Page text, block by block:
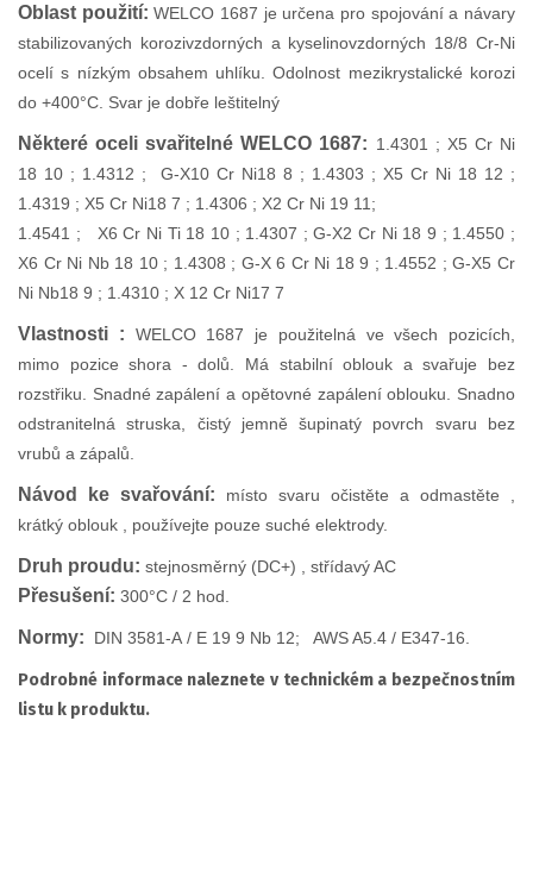
Oblast použití: WELCO 1687 je určena pro spojování a návary
stabilizovaných korozivzdorných a kyselinovzdorných 18/8 Cr-Ni
ocelí s nízkým obsahem uhlíku. Odolnost mezikrystalické korozi
do +400°C. Svar je dobře leštitelný
Některé oceli svařitelné WELCO 1687: 1.4301 ; X5 Cr Ni
18 10 ; 1.4312 ; G-X10 Cr Ni18 8 ; 1.4303 ; X5 Cr Ni 18 12 ;
1.4319 ; X5 Cr Ni18 7 ; 1.4306 ; X2 Cr Ni 19 11;
1.4541 ; X6 Cr Ni Ti 18 10 ; 1.4307 ; G-X2 Cr Ni 18 9 ; 1.4550 ;
X6 Cr Ni Nb 18 10 ; 1.4308 ; G-X 6 Cr Ni 18 9 ; 1.4552 ; G-X5 Cr
Ni Nb18 9 ; 1.4310 ; X 12 Cr Ni17 7
Vlastnosti : WELCO 1687 je použitelná ve všech pozicích,
mimo pozice shora - dolů. Má stabilní oblouk a svařuje bez
rozstřiku. Snadné zapálení a opětovné zapálení oblouku. Snadno
odstranitelná struska, čistý jemně šupinatý povrch svaru bez
vrubů a zápalů.
Návod ke svařování: místo svaru očistěte a odmastěte ,
krátký oblouk , používejte pouze suché elektrody.
Druh proudu: stejnosměrný (DC+) , střídavý AC
Přesušení: 300°C / 2 hod.
Normy: DIN 3581-A / E 19 9 Nb 12; AWS A5.4 / E347-16.
Podrobné informace naleznete v technickém a bezpečnostním
listu k produktu.